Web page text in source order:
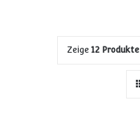
Zeige 12 Produkte